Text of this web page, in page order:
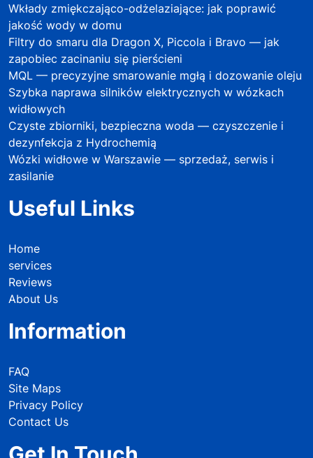
Wkłady zmiękczająco-odżelaziające: jak poprawić
jakość wody w domu
Filtry do smaru dla Dragon X, Piccola i Bravo — jak
zapobiec zacinaniu się pierścieni
MQL — precyzyjne smarowanie mgłą i dozowanie oleju
Szybka naprawa silników elektrycznych w wózkach
widłowych
Czyste zbiorniki, bezpieczna woda — czyszczenie i
dezynfekcja z Hydrochemią
Wózki widłowe w Warszawie — sprzedaż, serwis i
zasilanie
Useful Links
Home
services
Reviews
About Us
Information
FAQ
Site Maps
Privacy Policy
Contact Us